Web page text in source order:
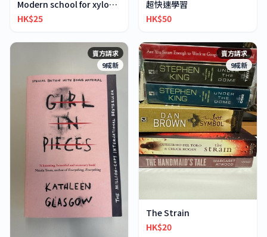
Modern school for xylophone marimba vibraphone
HK$25
超快速學習
HK$50
賣方請求
9成新
賣方請求
9成新
The Strain
HK$20